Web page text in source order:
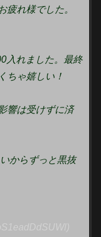
疲れ様でした。
入れました。最終
ちゃ嬉しい！
響は受けずに済
からずっと黒抜